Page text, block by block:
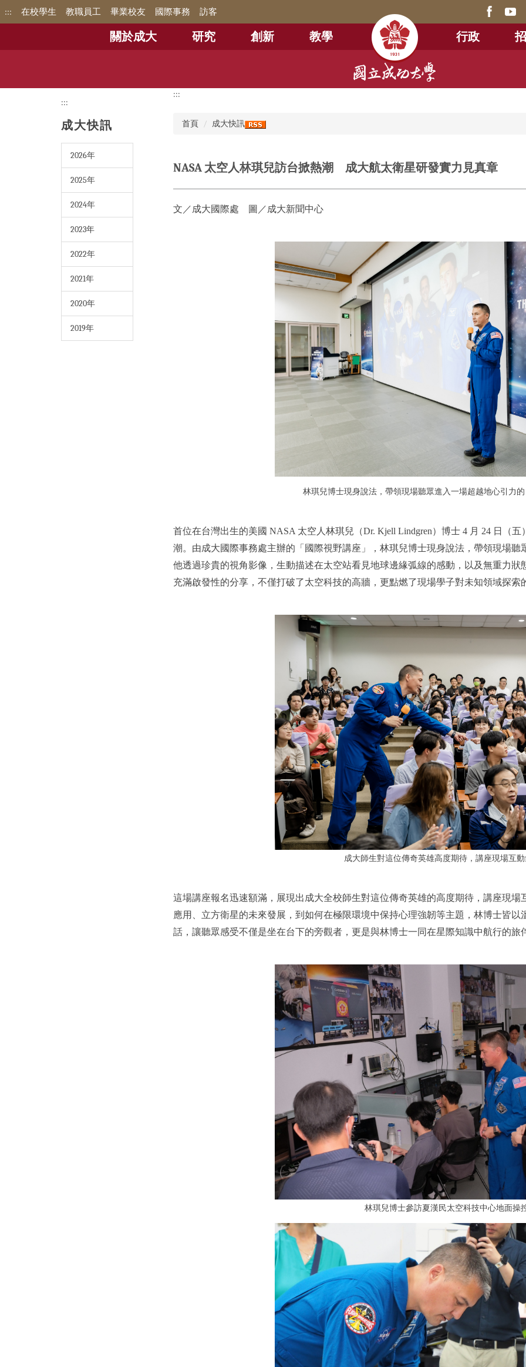
跳
::: 在校學生 教職員工 畢業校友 國際事務 訪客
關於成大 研究 創新 教學 行政
:::
成大快訊
2026年
2025年
2024年
2023年
2022年
2021年
2020年
2019年
:::
首頁 成大快訊
NASA 太空人林琪兒訪台掀熱潮 成大航太衛星研發實力見真章
文／成大國際處 圖／成大新聞中心
林琪兒博士現身說法，帶領現場聽眾進入一場超越地心引力
首位在台灣出生的美國 NASA 太空人林琪兒（Dr. Kjell Lindgren）博士 4 月 24 日（
潮。由成大國際事務處主辦的「國際視野講座」，林琪兒博士現身說法，帶領現場
他透過珍貴的視角影像，生動描述在太空站看見地球邊緣弧線的感動，以及無重力
充滿啟發性的分享，不僅打破了太空科技的高牆，更點燃了現場學子對未知領域探索
成大師生對這位傳奇英雄高度期待，講座現場互
這場講座報名迅速額滿，展現出成大全校師生對這位傳奇英雄的高度期待，講座現
應用、立方衛星的未來發展，到如何在極限環境中保持心理強韌等主題，林博士皆
話，讓聽眾感受不僅是坐在台下的旁觀者，更是與林博士一同在星際知識中航行的旅
林琪兒博士參訪夏漢民太空科技中心地面操